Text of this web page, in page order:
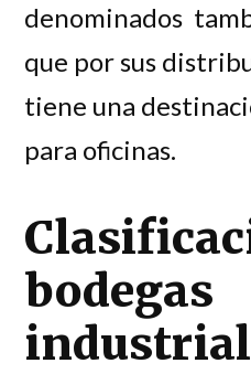
denominados
que por sus
tiene una
para oficinas.
bodegas